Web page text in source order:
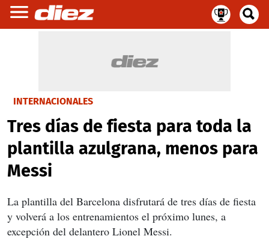
INTERNACIONALES
Tres días de fiesta para toda la
plantilla azulgrana, menos para
Messi
La plantilla del Barcelona disfrutará de tres días de fiesta
y volverá a los entrenamientos el próximo lunes, a
excepción del delantero Lionel Messi.